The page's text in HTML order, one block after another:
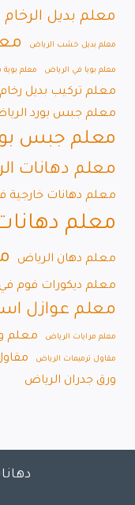
معلم بديل
معلم بديل خشب الرياض
معلم بويا في الرياض معلم
معلم تركيب بديل
معلم جبس بورد
معلم جبس
معلم دهانات
معلم دهانات خارجية
معلم
معلم دهان الرياض
معلم ديكورات فوم
معلم عوازل
معلم مرايات الرياض معلم
مقاول ترميمات الرياض
ورق جدران الرياض